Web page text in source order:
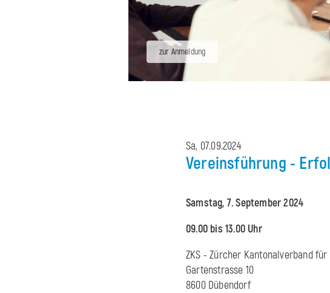
zur Anmeldung
Sa, 07.09.2024
Vereinsführung -
Samstag, 7. September 2024
09.00 bis 13.00 Uhr
ZKS - Zürcher Kantonalverband
Gartenstrasse 10
8600 Dübendorf